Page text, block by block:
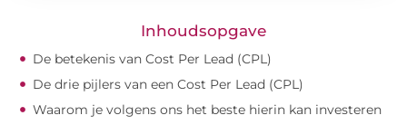
Inhoudsopgave
De betekenis van Cost Per Lead (CPL)
De drie pijlers van een Cost Per Lead (CPL)
Waarom je volgens ons het beste hierin kan investeren